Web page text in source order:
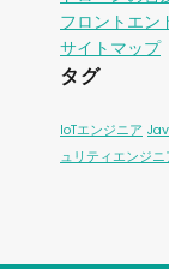
フロントエン
サイトマップ
タグ
IoTエンジニア
ュリティエンジニ